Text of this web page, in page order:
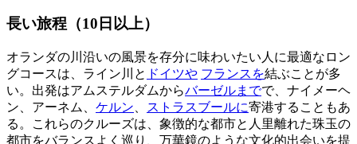
長い旅程（10日以上）
オランダの川沿いの風景を存分に味わいたい人に最適なロン
グコースは、ライン川と ドイツや フランスを結ぶことが多
い。出発はアムステルダムからバーゼルまでで、ナイメーヘ
ン、アーネム、 ケルン ストラスブールに寄港することもあ
る。これらのクルーズは、象徴的な都市と人里離れた珠玉の
都市をバランスよく巡り、万華鏡のような文化的出会いを提